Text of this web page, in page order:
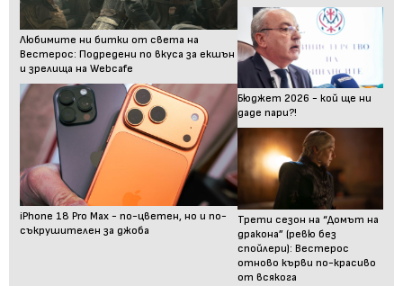
Любимите ни битки от света на
Вестерос: Подредени по вкуса за екшън
и зрелища на Webcafe
iPhone 18 Pro Max - по-цветен, но и по-
съкрушителен за джоба
Бюджет 2026 - кой ще ни
даде пари?!
Трети сезон на “Домът на
дракона” (ревю без
спойлери): Вестерос
отново кърви по-красиво
от всякога